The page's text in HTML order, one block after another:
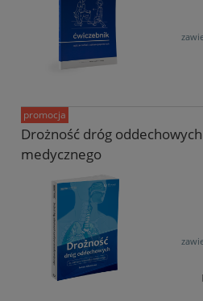
Drożność dróg
medycznego
promocja